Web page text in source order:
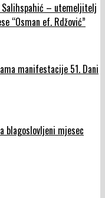
– utemeljitelj
“Osman ef. Rdžović”
manifestacije 51. Dani
blagoslovljeni mjesec